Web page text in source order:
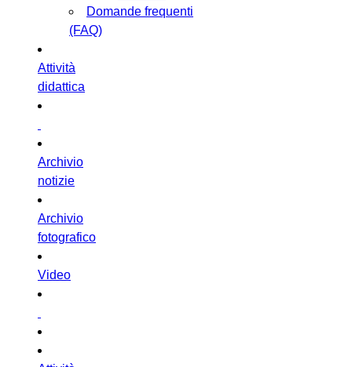
Domande frequenti
(FAQ)
Attività
didattica
Archivio
notizie
Archivio
fotografico
Video